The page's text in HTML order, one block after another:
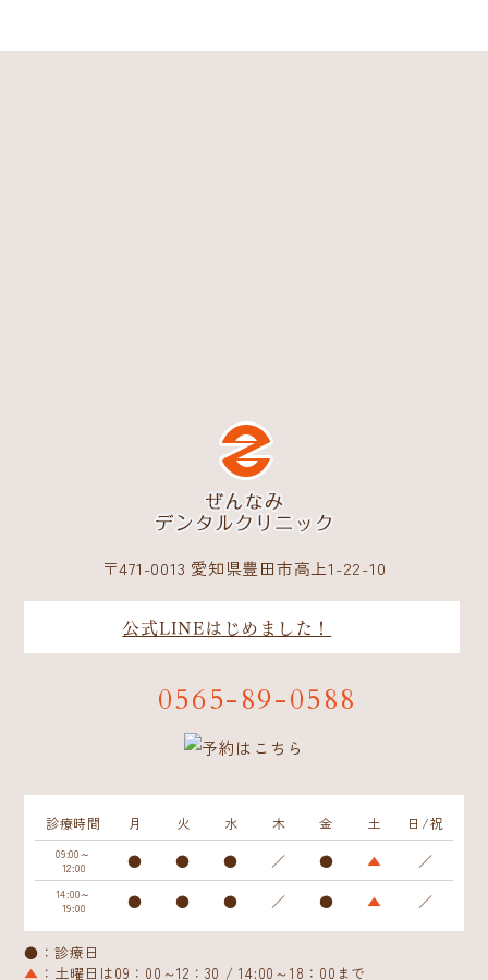
〒471-0013 愛知県豊田市高上1-22-10
公式LINEはじめました！
0565-89-0588
診療時間 月 火 水 木 金 土 日/祝
09:00～
12:00
● ● ● ／ ● ▲ ／
14:00～
19:00
● ● ● ／ ● ▲ ／
●：診療日
▲ ：土曜日は09：00～12：30 / 14:00～18：00まで